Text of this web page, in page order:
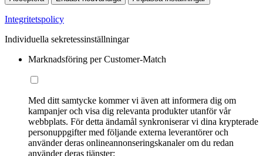
Integritetspolicy
Individuella sekretessinställningar
Marknadsföring per Customer-Match
Med ditt samtycke kommer vi även att informera dig om
kampanjer och visa dig relevanta produkter utanför vår
webbplats. För detta ändamål synkroniserar vi dina krypterade
personuppgifter med följande externa leverantörer och
använder deras onlineannonseringskanaler om du redan
använder deras tjänster: